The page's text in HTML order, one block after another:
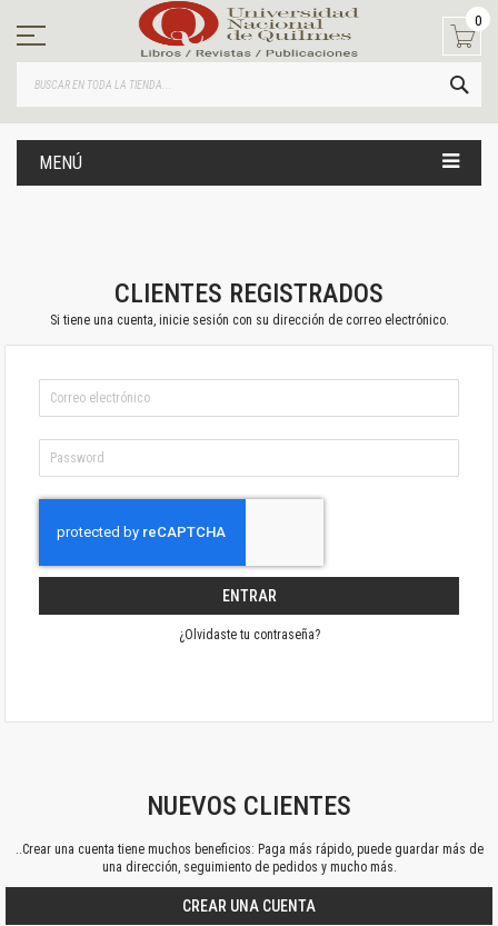
contenido
0
MENÚ
CLIENTES REGISTRADOS
Si tiene una cuenta, inicie sesión con su dirección de correo electrónico.
ENTRAR
¿Olvidaste tu contraseña?
NUEVOS CLIENTES
..Crear una cuenta tiene muchos beneficios: Paga más rápido, puede guardar más de
una dirección, seguimiento de pedidos y mucho más.
CREAR UNA CUENTA